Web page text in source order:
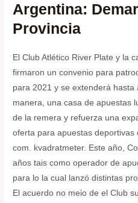
Argentina:
Provincia
El Club Atlético River Plate y la
firmaron un convenio para
para 2021 y se extenderá
manera, una casa de apuestas
de la remera y refuerza una
oferta para apuestas
com. kvadratmeter. Este año,
años tais como operador de
para lo la cual lanzó distintas
El acuerdo no meio de el Club